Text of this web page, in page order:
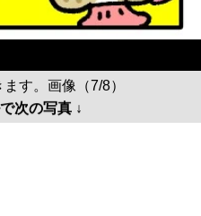
す。画像（7/8）
次の写真 ↓